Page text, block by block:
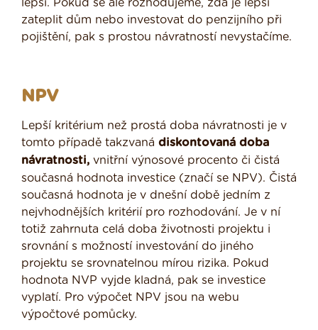
lepší. Pokud se ale rozhodujeme, zda je lepší
zateplit dům nebo investovat do penzijního při
pojištění, pak s prostou návratností nevystačíme.
NPV
Lepší kritérium než prostá doba návratnosti je v
tomto případě takzvaná diskontovaná doba
návratnosti, vnitřní výnosové procento či čistá
současná hodnota investice (značí se NPV). Čistá
současná hodnota je v dnešní době jedním z
nejvhodnějších kritérií pro rozhodování. Je v ní
totiž zahrnuta celá doba životnosti projektu i
srovnání s možností investování do jiného
projektu se srovnatelnou mírou rizika. Pokud
hodnota NVP vyjde kladná, pak se investice
vyplatí. Pro výpočet NPV jsou na webu
výpočtové pomůcky.